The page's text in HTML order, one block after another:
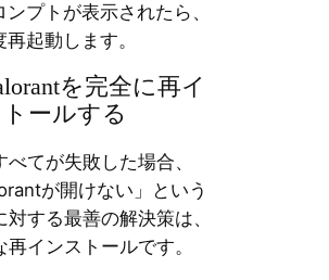
ンプトが表示されたら、
再起動します。
を完全に再イ
ールする
べてが失敗した場合、
が開けない」という
対する最善の解決策は、
再インストールです。